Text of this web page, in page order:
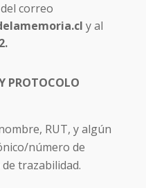
correo
y al
PROTOCOLO
RUT, y algún
número de
trazabilidad.